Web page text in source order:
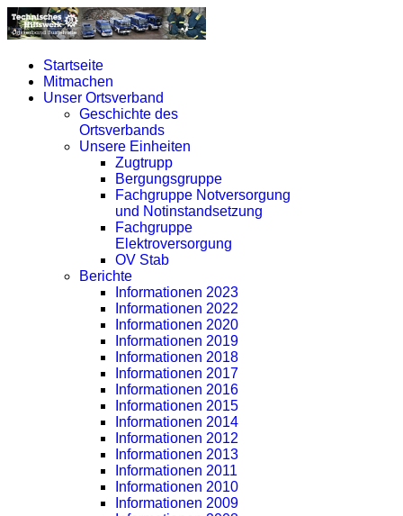
Startseite
Mitmachen
Unser Ortsverband
Geschichte des
Ortsverbands
Unsere Einheiten
Zugtrupp
Bergungsgruppe
Fachgruppe Notversorgung
und Notinstandsetzung
Fachgruppe
Elektroversorgung
OV Stab
Berichte
Informationen 2023
Informationen 2022
Informationen 2020
Informationen 2019
Informationen 2018
Informationen 2017
Informationen 2016
Informationen 2015
Informationen 2014
Informationen 2012
Informationen 2013
Informationen 2011
Informationen 2010
Informationen 2009